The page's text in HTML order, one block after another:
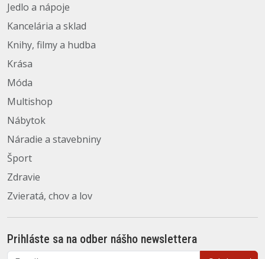
Jedlo a nápoje
Kancelária a sklad
Knihy, filmy a hudba
Krása
Móda
Multishop
Nábytok
Náradie a stavebniny
Šport
Zdravie
Zvieratá, chov a lov
Prihláste sa na odber nášho newslettera